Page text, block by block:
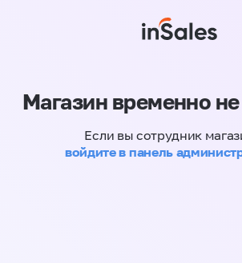
Магазин временно
Если вы сотрудник
войдите в панель